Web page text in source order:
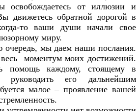
освобождаетесь от иллюзии и
движетесь обратной дорогой в
то ваши души начали свое
миру.
мы даем наши послания.
моментум моих достижений.
помощь каждому, стоящему в
его дальнейшим
малое – проявление вашей